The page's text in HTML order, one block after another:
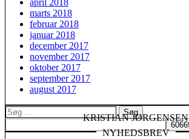
april 2018
marts 2018
februar 2018
januar 2018
december 2017
november 2017
oktober 2017
september 2017
august 2017
Søg
efter:
KRISTIAN JØRGENSEN
NYHEDSBREV